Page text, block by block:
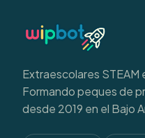
Extraescolares STEAM
Formando peques de
desde 2019 en el Bajo